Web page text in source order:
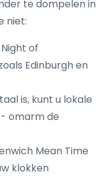
te dompelen in
niet:
of
Edinburgh en
is, kunt u lokale
omarm de
Mean Time
klokken